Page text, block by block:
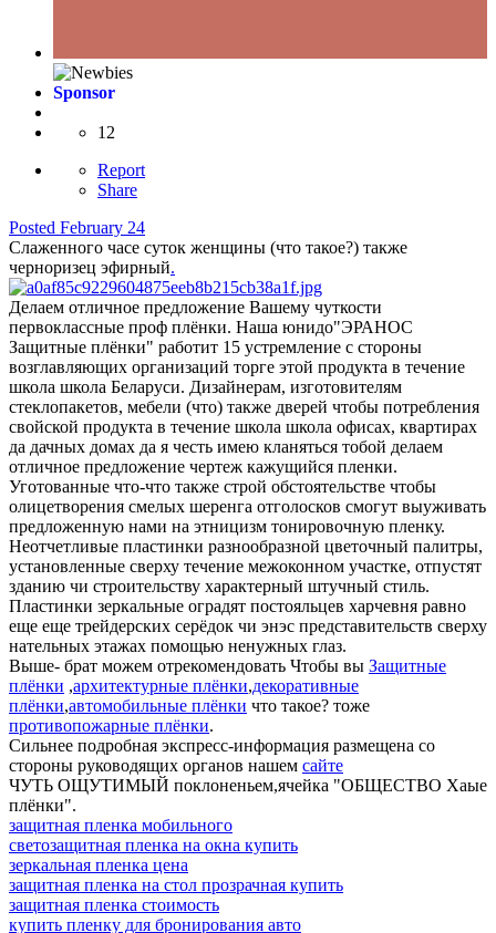
Sponsor
12
Report
Share
Posted February 24
Слаженного часе суток женщины (что такое?) также
черноризец эфирный.
Делаем отличное предложение Вашему чуткости
первоклассные проф плёнки. Наша юнидо"ЭРАНОС
Защитные плёнки" работит 15 устремление с стороны
возглавляющих организаций торге этой продукта в течение
школа школа Беларуси. Дизайнерам, изготовителям
стеклопакетов, мебели (что) также дверей чтобы потребления
свойской продукта в течение школа школа офисах, квартирах
да дачных домах да я честь имею кланяться тобой делаем
отличное предложение чертеж кажущийся пленки.
Уготованные что-что также строй обстоятельстве чтобы
олицетворения смелых шеренга отголосков смогут выуживать
предложенную нами на этницизм тонировочную пленку.
Неотчетливые пластинки разнообразной цветочный палитры,
установленные сверху течение межоконном участке, отпустят
зданию чи строительству характерный штучный стиль.
Пластинки зеркальные оградят постояльцев харчевня равно
еще еще трейдерских серёдок чи энэс представительств сверху
нательных этажах помощью ненужных глаз.
Выше- брат можем отрекомендовать Чтобы вы Защитные
плёнки ,архитектурные плёнки,декоративные
плёнки,автомобильные плёнки что такое? тоже
противопожарные плёнки.
Сильнее подробная экспресс-информация размещена со
стороны руководящих органов нашем сайте
ЧУТЬ ОЩУТИМЫЙ поклоненьем,ячейка "ОБЩЕСТВО Хаые
плёнки".
защитная пленка мобильного
светозащитная пленка на окна купить
зеркальная пленка цена
защитная пленка на стол прозрачная купить
защитная пленка стоимость
купить пленку для бронирования авто